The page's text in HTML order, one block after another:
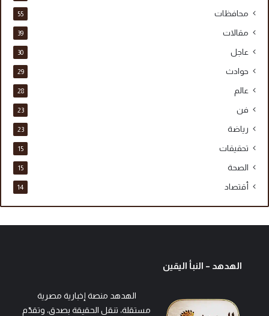
محافظات 55
مقالات 39
عاجل 30
حوادث 29
عالم 28
فن 23
رياضة 23
تحقيقات 15
الصحة 15
أقتصاد 14
الهدهد – النبأ اليقين
الهدهد منصة إخبارية مصرية
مستقلة، تنقل الحقيقة بصدق، وتقدّم